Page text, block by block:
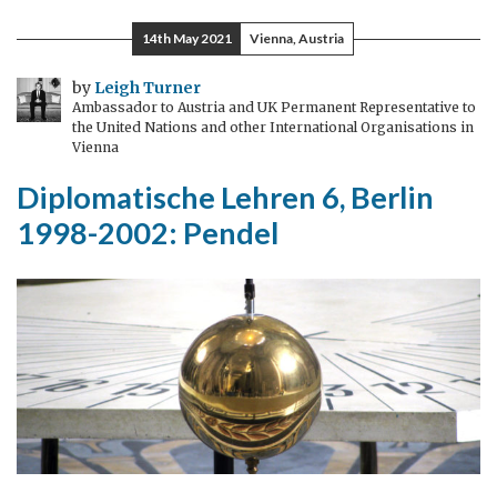
Berlin
2002-
2006:
Arbeit
nicht
alles
14th May 2021 Vienna, Austria
by Leigh Turner
Ambassador to Austria and UK Permanent Representative to
the United Nations and other International Organisations in
Vienna
Diplomatische Lehren 6, Berlin
1998-2002: Pendel